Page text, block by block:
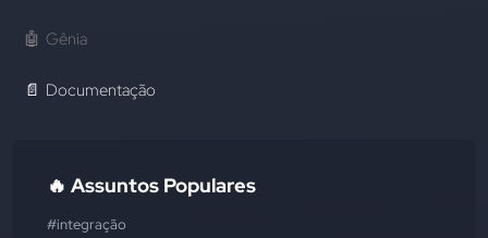
🤖 Gênia
📄 Documentação
🔥 Assuntos Populares
#integração